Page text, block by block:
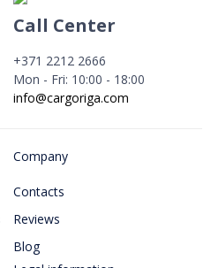
Call Center
+371 2212 2666
Mon - Fri: 10:00 - 18:00
info@cargoriga.com
Company
Contacts
Reviews
Blog